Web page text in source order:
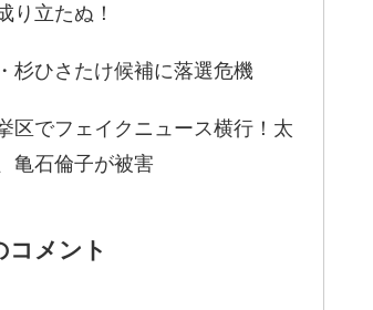
り立たぬ！
杉ひさたけ候補に落選危機
区でフェイクニュース横行！太
亀石倫子が被害
コメント